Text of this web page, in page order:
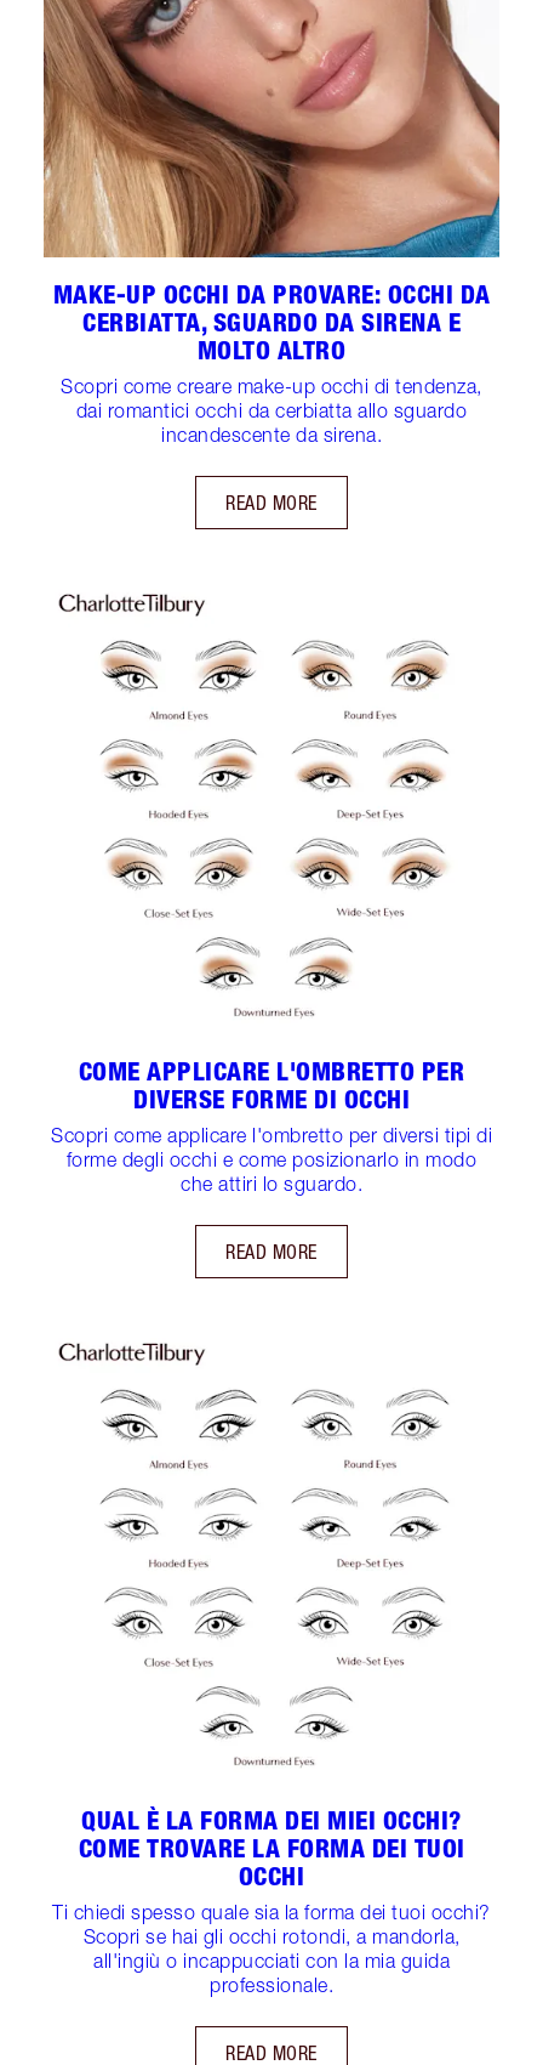
MAKE-UP OCCHI DA PROVARE: OCCHI DA
CERBIATTA, SGUARDO DA SIRENA E
MOLTO ALTRO
Scopri come creare make-up occhi di tendenza,
dai romantici occhi da cerbiatta allo sguardo
incandescente da sirena.
READ MORE
COME APPLICARE L'OMBRETTO PER
DIVERSE FORME DI OCCHI
Scopri come applicare l'ombretto per diversi tipi di
forme degli occhi e come posizionarlo in modo
che attiri lo sguardo.
READ MORE
QUAL È LA FORMA DEI MIEI OCCHI?
COME TROVARE LA FORMA DEI TUOI
OCCHI
Ti chiedi spesso quale sia la forma dei tuoi occhi?
Scopri se hai gli occhi rotondi, a mandorla,
all'ingiù o incappucciati con la mia guida
professionale.
READ MORE